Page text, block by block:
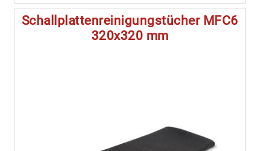
Schallplattenreinigungstücher MFC6
320x320 mm